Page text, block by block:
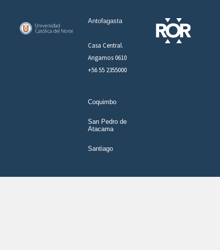
Antofagasta
Coquimbo
San Pedro de
Atacama
Santiago
Casa Central.
Angamos 0610
+56 55 2355000